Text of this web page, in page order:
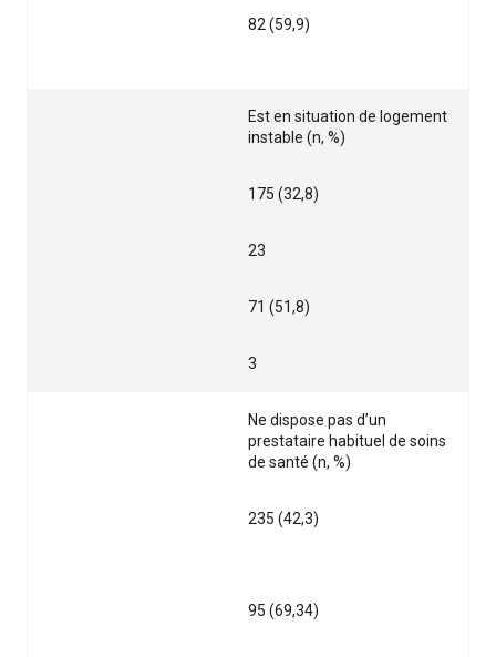
82 (59,9)
Est en situation de logement
instable (n, %)
175 (32,8)
23
71 (51,8)
3
Ne dispose pas d’un
prestataire habituel de soins
de santé (n, %)
235 (42,3)
95 (69,34)